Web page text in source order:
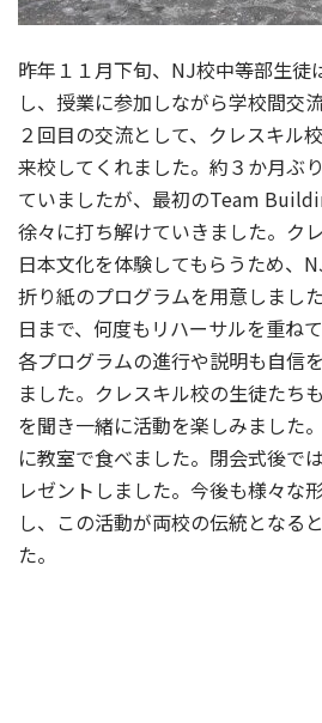
昨年１１月下旬、NJ校中等部生徒
し、授業に参加しながら学校間交
２回目の交流として、クレスキル
来校してくれました。約３か月ぶ
ていましたが、最初のTeam
徐々に打ち解けていきました。ク
日本文化を体験してもらうため、
折り紙のプログラムを用意しまし
日まで、何度もリハーサルを重ね
各プログラムの進行や説明も自信
ました。クレスキル校の生徒たち
を聞き一緒に活動を楽しみました
に教室で食べました。閉会式後で
レゼントしました。今後も様々な
し、この活動が両校の伝統となる
た。